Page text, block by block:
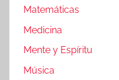
Matemáticas
Medicina
Mente y Espíritu
Música